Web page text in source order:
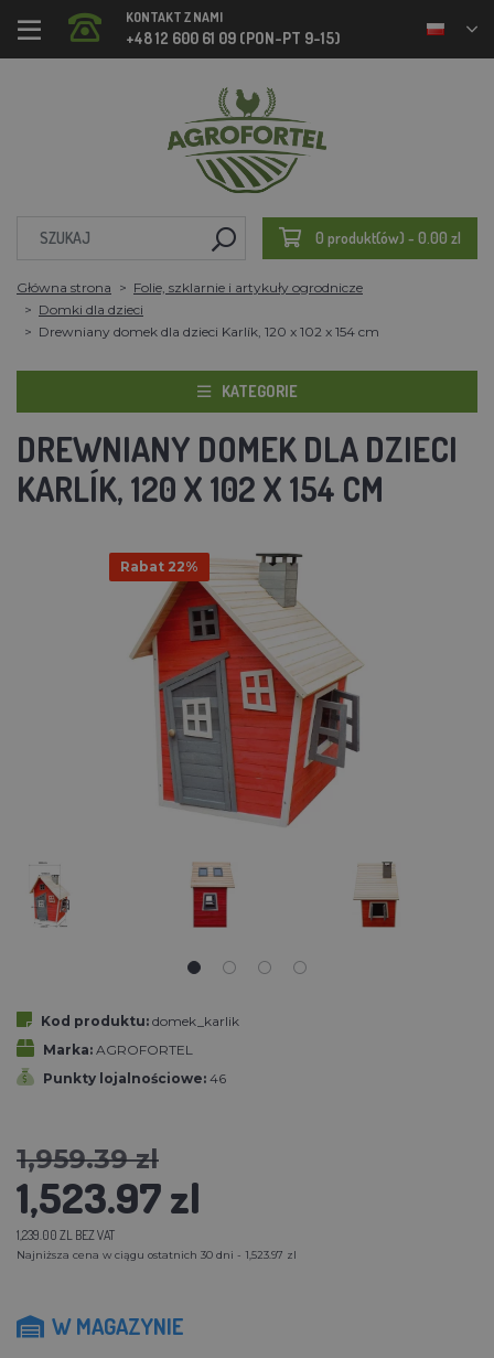
KONTAKT Z NAMI
+48 12 600 61 09 (PON-PT 9-15)
0 produkt(ów) - 0.00 zl
Główna strona
Folie, szklarnie i artykuły ogrodnicze
Domki dla dzieci
Drewniany domek dla dzieci Karlík, 120 x 102 x 154 cm
KATEGORIE
DREWNIANY DOMEK DLA DZIECI
KARLÍK, 120 X 102 X 154 CM
Rabat 22%
Kod produktu: domek_karlik
Marka: AGROFORTEL
Punkty lojalnościowe: 46
1,959.39 zl
1,523.97 zl
1,239.00 ZL BEZ VAT
Najniższa cena w ciągu ostatnich 30 dni - 1,523.97 zl
W MAGAZYNIE